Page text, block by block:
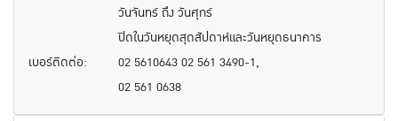
วันจันทร์ ถึง วันศุกร์
ปิดในวันหยุดสุดสัปดาห์และวันหยุดธนาคาร
เบอร์ติดต่อ:
02 5610643 02 561 3490-1,
02 561 0638